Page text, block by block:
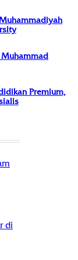
Muhammad
Premium,
di